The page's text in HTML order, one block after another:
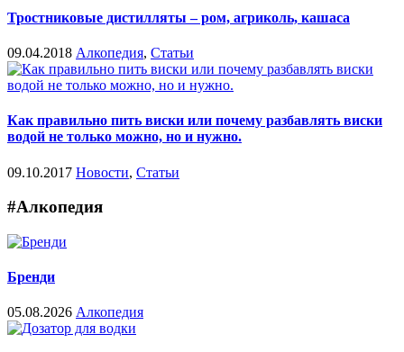
Тростниковые дистилляты – ром, агриколь, кашаса
09.04.2018 Алкопедия, Статьи
Как правильно пить виски или почему разбавлять виски
водой не только можно, но и нужно.
09.10.2017 Новости, Статьи
#Алкопедия
Бренди
05.08.2026 Алкопедия